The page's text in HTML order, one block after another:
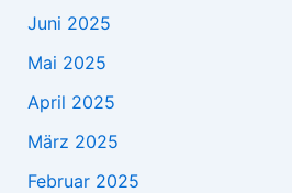
Juni 2025
Mai 2025
April 2025
März 2025
Februar 2025